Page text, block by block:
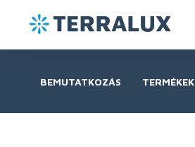
BEMUTATKOZÁS TERMÉKEK